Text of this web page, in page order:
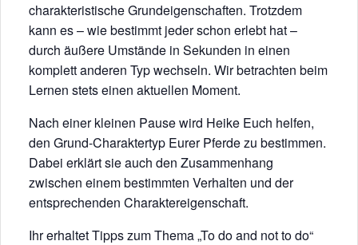
charakteristische Grundeigenschaften. Trotzdem
kann es – wie bestimmt jeder schon erlebt hat –
durch äußere Umstände in Sekunden in einen
komplett anderen Typ wechseln. Wir betrachten beim
Lernen stets einen aktuellen Moment.
Nach einer kleinen Pause wird Heike Euch helfen,
den Grund-Charaktertyp Eurer Pferde zu bestimmen.
Dabei erklärt sie auch den Zusammenhang
zwischen einem bestimmten Verhalten und der
entsprechenden Charaktereigenschaft.
Ihr erhaltet Tipps zum Thema „To do and not to do“